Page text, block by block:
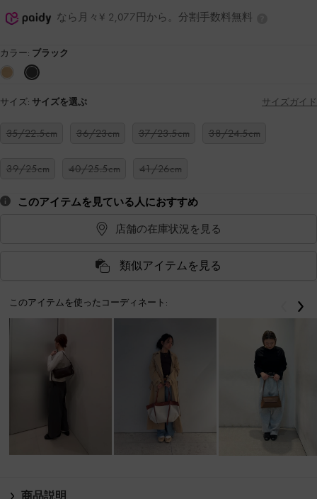
なら月々¥ 2,077円から。分割手数料無料
カラー: ブラック
サイズ: サイズを選ぶ サイズガイド
35/22.5cm 36/23cm 37/23.5cm 38/24.5cm
39/25cm 40/25.5cm 41/26cm
このアイテムを見ている人におすすめ
店舗の在庫状況を見る
類似アイテムを見る
このアイテムを使ったコーディネート: 戻る